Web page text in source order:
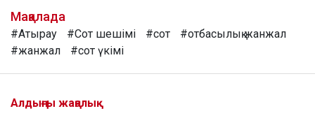
Мақалада
#Атырау #Сот шешімі #сот
#отбасылық жанжал
#жанжал
#сот үкімі
Алдыңғы жаңалық